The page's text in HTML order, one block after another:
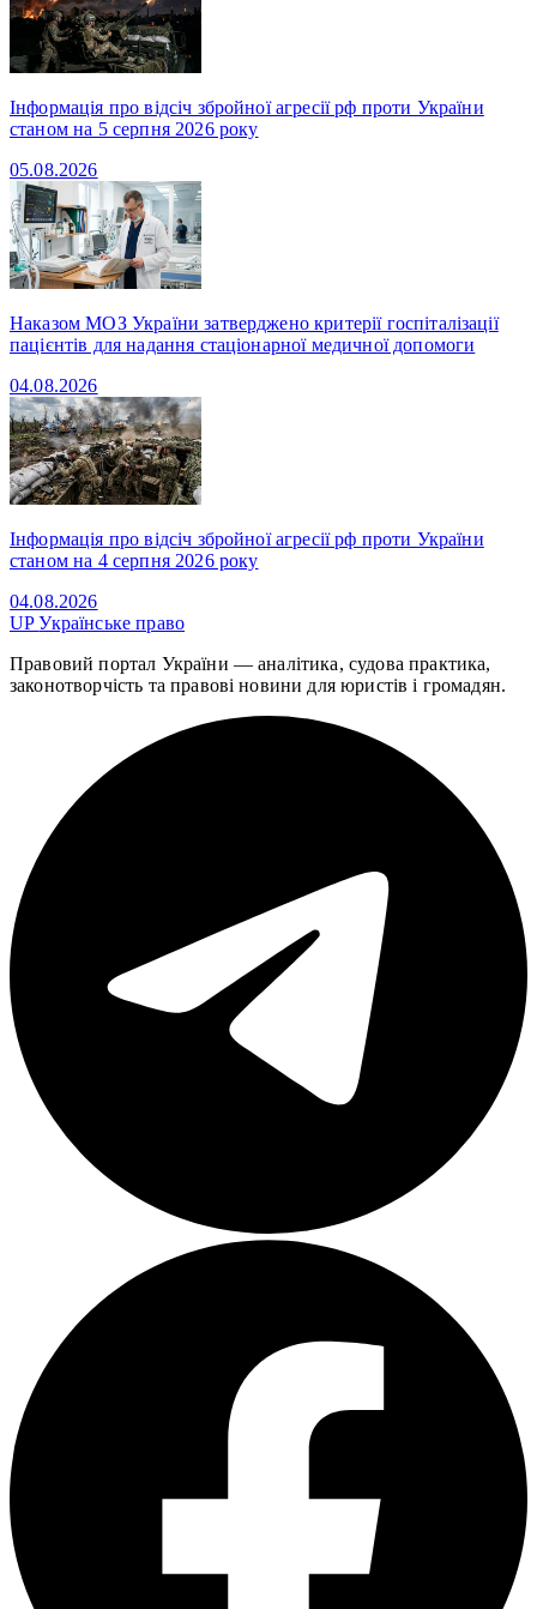
Інформація про відсіч збройної агресії рф проти України
станом на 5 серпня 2026 року
05.08.2026
Наказом МОЗ України затверджено критерії госпіталізації
пацієнтів для надання стаціонарної медичної допомоги
04.08.2026
Інформація про відсіч збройної агресії рф проти України
станом на 4 серпня 2026 року
04.08.2026
UPУкраїнське право
Правовий портал України — аналітика, судова практика,
законотворчість та правові новини для юристів і громадян.